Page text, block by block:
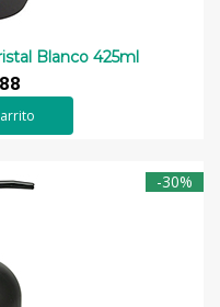
Blanco 425ml
-30%